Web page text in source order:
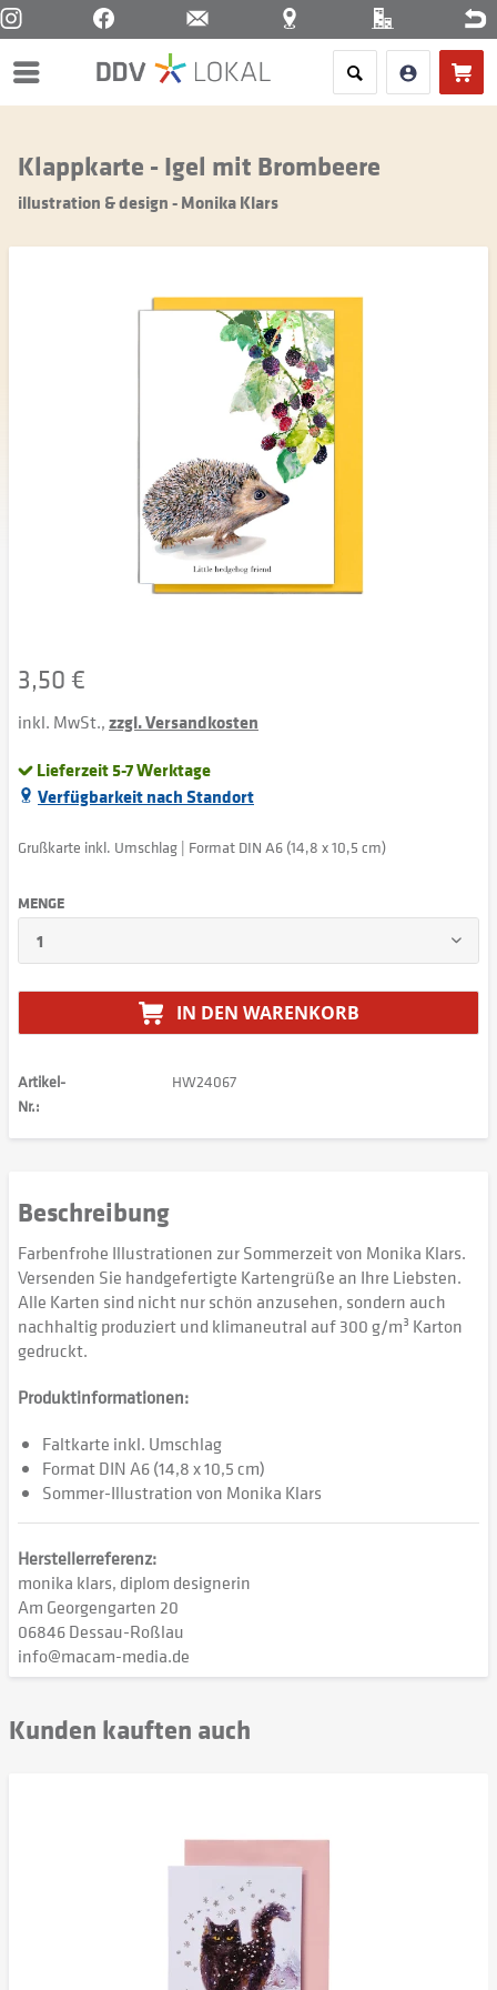
Menü
Klappkarte - Igel mit Brombeere
illustration & design - Monika Klars
3,50 €
inkl. MwSt.,zzgl. Versandkosten
Lieferzeit 5-7 Werktage
Verfügbarkeit nach Standort
Grußkarte inkl. Umschlag | Format DIN A6 (14,8 x 10,5 cm)
MENGE
IN DEN WARENKORB
Artikel-
Nr.:
HW24067
Beschreibung
Farbenfrohe Illustrationen zur Sommerzeit von Monika Klars.
Versenden Sie handgefertigte Kartengrüße an Ihre Liebsten.
Alle Karten sind nicht nur schön anzusehen, sondern auch
nachhaltig produziert und klimaneutral auf 300 g/m³ Karton
gedruckt.
Produktinformationen:
Faltkarte inkl. Umschlag
Format DIN A6 (14,8 x 10,5 cm)
Sommer-Illustration von Monika Klars
Herstellerreferenz:
monika klars, diplom designerin
Am Georgengarten 20
06846 Dessau-Roßlau
info@macam-media.de
Kunden kauften auch